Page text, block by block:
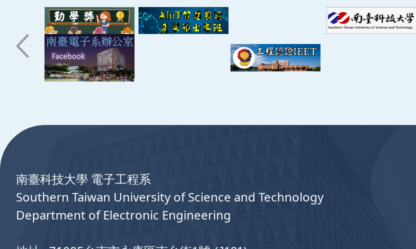
國科會計畫 單一整合型計畫－高中職「能源科技領域探
國科會計畫 科技回嘉計畫成果展示暨多元科普活動推廣
南臺科技大學 電子工程系
Southern Taiwan University of Science and Technology
Department of Electronic Engineering